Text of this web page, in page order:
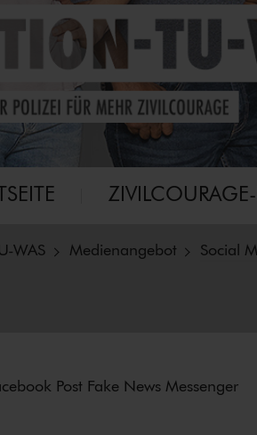
Zivilcourage
ZI­VIL­COU­RA­GE-
WAS Medienangebot Social